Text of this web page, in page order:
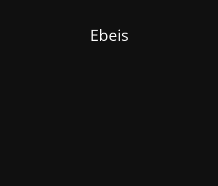
Ebeis